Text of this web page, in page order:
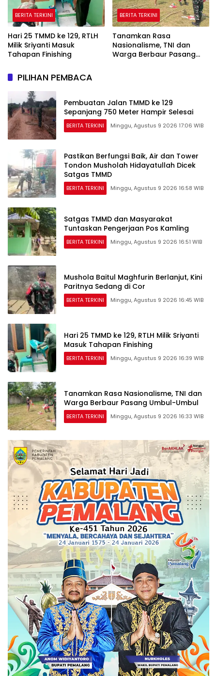
BERITA TERKINI
Hari 25 TMMD ke 129, RTLH
Milik Sriyanti Masuk
Tahapan Finishing
BERITA TERKINI
Tanamkan Rasa
Nasionalisme, TNI dan
Warga Berbaur Pasang
PILIHAN PEMBACA
Pembuatan Jalan TMMD ke 129
Sepanjang 750 Meter Hampir Selesai
BERITA TERKINI Minggu, Agustus 9 2026 17:06 WIB
Pastikan Berfungsi Baik, Air dan Tower
Tondon Musholah Hidayatullah Dicek
Satgas TMMD
BERITA TERKINI Minggu, Agustus 9 2026 16:58 WIB
Satgas TMMD dan Masyarakat
Tuntaskan Pengerjaan Pos Kamling
BERITA TERKINI Minggu, Agustus 9 2026 16:51 WIB
Mushola Baitul Maghfurin Berlanjut, Kini
Paritnya Sedang di Cor
BERITA TERKINI Minggu, Agustus 9 2026 16:45 WIB
Hari 25 TMMD ke 129, RTLH Milik Sriyanti
Masuk Tahapan Finishing
BERITA TERKINI Minggu, Agustus 9 2026 16:39 WIB
Tanamkan Rasa Nasionalisme, TNI dan
Warga Berbaur Pasang Umbul-Umbul
BERITA TERKINI Minggu, Agustus 9 2026 16:33 WIB